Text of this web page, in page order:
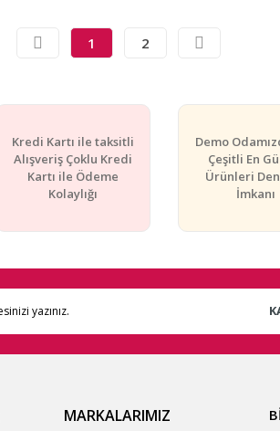
1 2
Kredi Kartı ile taksitli
Alışveriş Çoklu Kredi
Kartı ile Ödeme
Kolaylığı
Demo
Çeşitli En
Ürünleri
İmkanı
MARKALARIMIZ